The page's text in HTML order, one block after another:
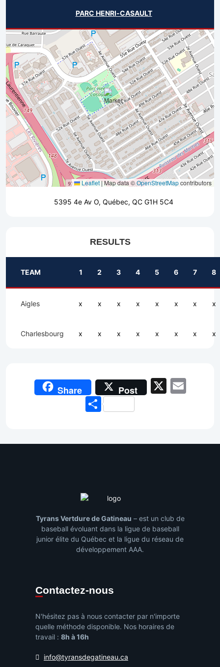
PARC HENRI-CASAULT
Leaflet|Map data ©OpenStreetMapcontributors
5395 4e Av O, Québec, QC G1H 5C4
RESULTS
TEAM 1 2 3 4 5 6 7 8
Aigles x x x x x x x x
Charlesbourg x x x x x x x x
Share Post X
Share
Tyrans Vertdure de Gatineau – est un club de
baseball évoluant dans la ligue de baseball
junior élite du Québec et la ligue du réseau de
développement AAA.
Contactez-nous
N'hésitez pas à nous contacter par n'importe
quelle méthode disponible. Nos horaires de
travail : 8h à 16h
info@tyransdegatineau.ca